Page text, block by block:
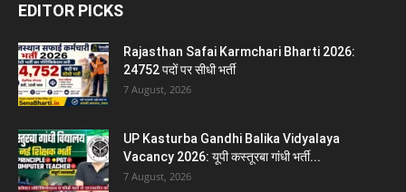
EDITOR PICKS
Rajasthan Safai Karmchari Bharti 2026:
24752 पदों पर सीधी भर्ती
7 August, 2026
UP Kasturba Gandhi Balika Vidyalaya
Vacancy 2026: यूपी कस्तूरबा गांधी भर्ती...
7 August, 2026